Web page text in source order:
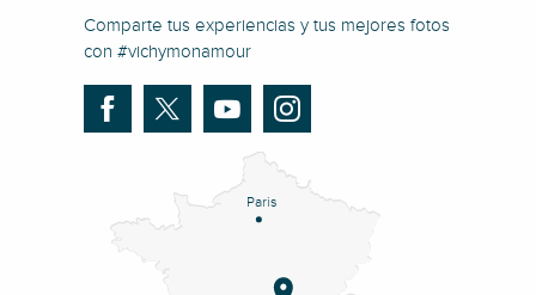
Comparte tus experiencias y tus mejores fotos
con #vichymonamour
Paris